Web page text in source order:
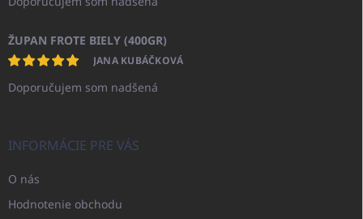
ŽUPAN FROTE BIELY (400GR)
JANA KUBÁČKOVÁ
Doporučujem som nadšená
INFORMÁCIE PRE VÁS
O nás
Hodnotenie obchodu